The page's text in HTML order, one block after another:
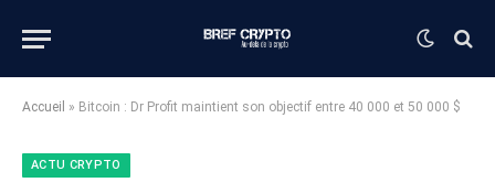
Accueil » Bitcoin : Dr Profit maintient son objectif entre 40 000 et 50 000 $
ACTU CRYPTO